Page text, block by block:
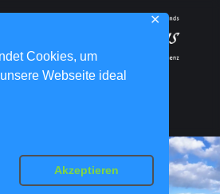
Cookies, um
Webseite ideal
Akzeptieren
✕
Greifswald